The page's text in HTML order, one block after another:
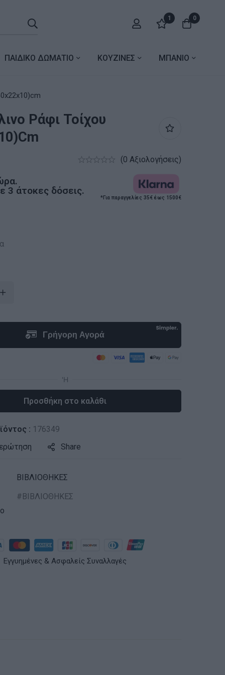
1 0
ΠΑΙΔΙΚΟ ΔΩΜΑΤΙΟ ΚΟΥΖΙΝΕΣ ΜΠΑΝΙΟ
Ράφι Τοίχου
(0 Αξιολογήσεις)
3 άτοκες δόσεις.
*Για παραγγελίες 35€ έως 1500€
Προσθήκη στο καλάθι
: 176349
Share
ΒΙΒΛΙΟΘΗΚΕΣ
ΒΙΒΛΙΟΘΗΚΕΣ
Εγγυημένες & Ασφαλείς Συναλλαγές